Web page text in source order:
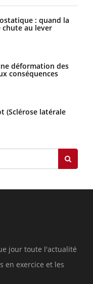
: quand la
au lever
déformation des
conséquences
(Sclérose latérale
jour toute l'actualité
en exercice et les